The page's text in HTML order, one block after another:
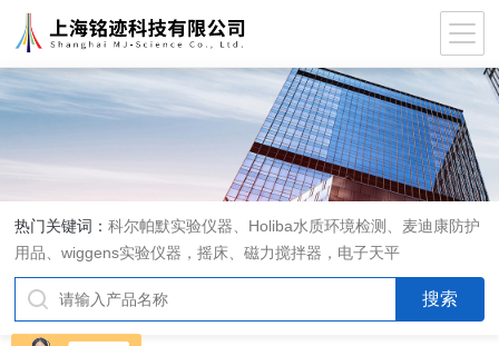
热门关键词：科尔帕默实验仪器、Holiba水质环境检测、麦迪康防护
用品、wiggens实验仪器，摇床、磁力搅拌器，电子天平